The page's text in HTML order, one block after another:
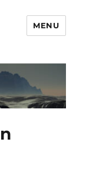
MENU